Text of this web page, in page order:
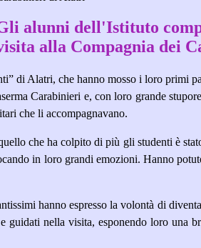
alunni dell'Istituto
alla Compagnia dei
di Alatri, che hanno mosso i loro primi
Carabinieri e, con loro grande
che li accompagnavano.
che ha colpito di più gli studenti è
in loro grandi emozioni. Hanno
hanno espresso la volontà di
nella visita, esponendo loro una